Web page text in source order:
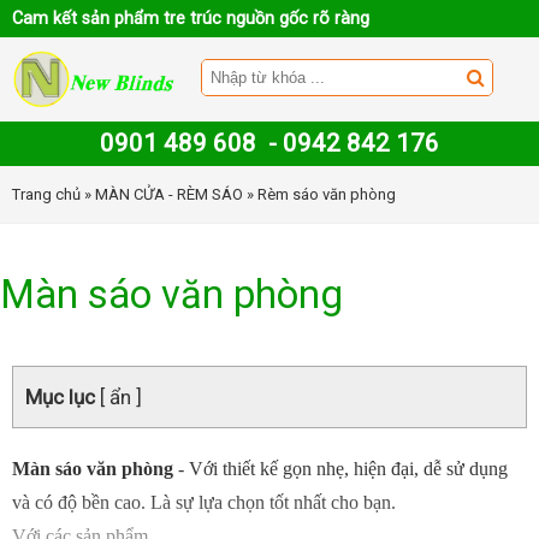
Cam kết sản phẩm tre trúc nguồn gốc rõ ràng
0901 489 608 - 0942 842 176
Trang chủ » MÀN CỬA - RÈM SÁO » Rèm sáo văn phòng
Màn sáo văn phòng
Mục lục [ ẩn ]
Màn sáo văn phòng - Với thiết kế gọn nhẹ, hiện đại, dễ sử dụng
và có độ bền cao. Là sự lựa chọn tốt nhất cho bạn.